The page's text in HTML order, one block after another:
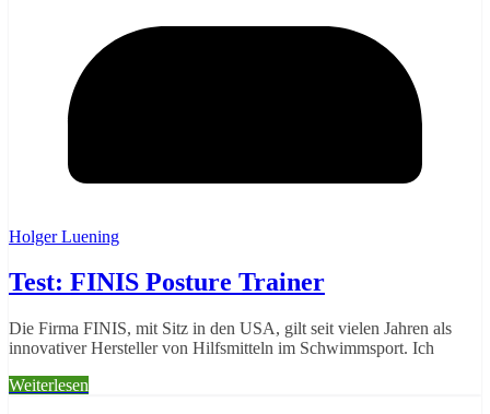
Holger Luening
Test: FINIS Posture Trainer
Die Firma FINIS, mit Sitz in den USA, gilt seit vielen Jahren als
innovativer Hersteller von Hilfsmitteln im Schwimmsport. Ich
Weiterlesen